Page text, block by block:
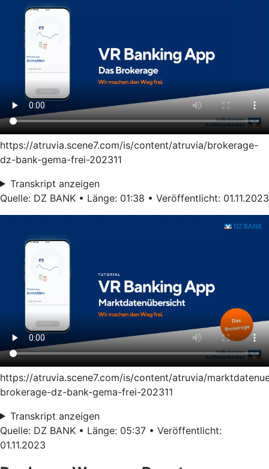
https://atruvia.scene7.com/is/content/atruvia/brokerage-
dz-bank-gema-frei-202311
Transkript anzeigen
Quelle: DZ BANK • Länge: 01:38 • Veröffentlicht: 01.11.2023
https://atruvia.scene7.com/is/content/atruvia/
brokerage-dz-bank-gema-frei-202311
Transkript anzeigen
Quelle: DZ BANK • Länge: 05:37 • Veröffentlicht:
01.11.2023